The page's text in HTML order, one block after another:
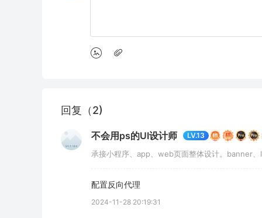
回复（2)
不会用ps的UI设计师 LV.13
承接小程序、app、web页面整体设计。banner
配置反向代理
2024-11-28 20:19:31